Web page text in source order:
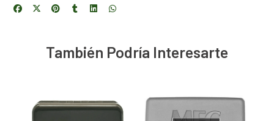
También Podría Interesarte